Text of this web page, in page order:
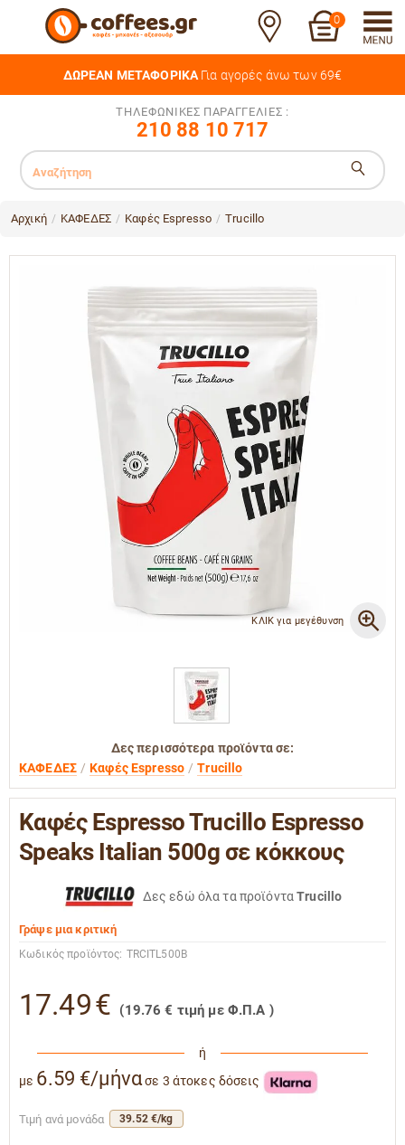
0
ΔΩΡΕΑΝ ΜΕΤΑΦΟΡΙΚΑ Για αγορές άνω των 69€
ΤΗΛΕΦΩΝΙΚΕΣ ΠΑΡΑΓΓΕΛΙΕΣ :
210 88 10 717
Αρχική / ΚΑΦΕΔΕΣ / Καφές Espresso / Trucillo
ΚΛΙΚ για μεγέθυνση
Δες περισσότερα προϊόντα σε:
ΚΑΦΕΔΕΣ
Καφές Espresso Trucillo
Καφές Espresso Trucillo Espresso
Speaks Italian 500g σε κόκκους
Δες εδώ όλα τα προϊόνταTrucillo
Γράψε μια κριτική
Κωδικός προϊόντος: TRCITL500B
17.49€ (19.76 € τιμή με Φ.Π.Α )
ή
με 6.59 €/μήνασε 3 άτοκες δόσεις
Τιμή ανά μονάδα 39.52 €/kg